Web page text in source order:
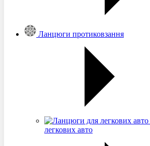
Ланцюги протиковзання
легкових авто